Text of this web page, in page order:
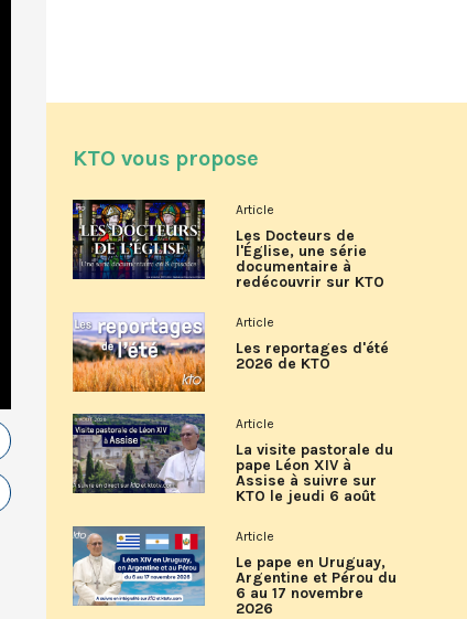
KTO vous propose
Article
Les Docteurs de
l'Église, une série
documentaire à
redécouvrir sur KTO
Article
Les reportages d'été
2026 de KTO
Article
La visite pastorale du
pape Léon XIV à
Assise à suivre sur
KTO le jeudi 6 août
Article
Le pape en Uruguay,
Argentine et Pérou du
6 au 17 novembre
2026